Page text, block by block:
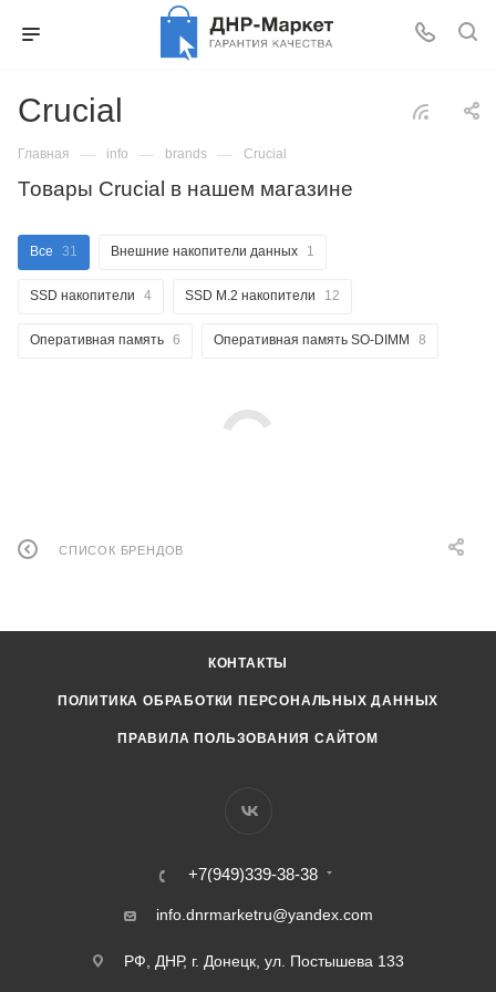
Crucial
Главная — info — brands — Crucial
Товары Crucial в нашем магазине
Все 31 Внешние накопители данных 1
SSD накопители 4 SSD M.2 накопители 12
Оперативная память 6 Оперативная память SO-DIMM 8
СПИСОК БРЕНДОВ
КОНТАКТЫ
ПОЛИТИКА ОБРАБОТКИ ПЕРСОНАЛЬНЫХ ДАННЫХ
ПРАВИЛА ПОЛЬЗОВАНИЯ САЙТОМ
+7(949)339-38-38
info.dnrmarketru@yandex.com
РФ, ДНР, г. Донецк, ул. Постышева 133